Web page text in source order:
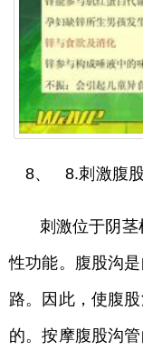
8、 8.刺激腹
刺激位于阴茎
性功能。腹股沟
路。因此，使腹
的。按摩腹股沟